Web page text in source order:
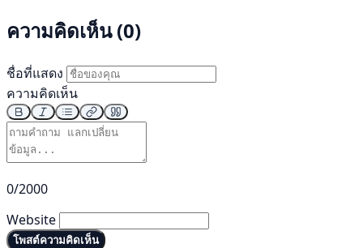
ความคิดเห็น (0)
ชื่อที่แสดง
ความคิดเห็น
0/2000
Website
โพสต์ความคิดเห็น